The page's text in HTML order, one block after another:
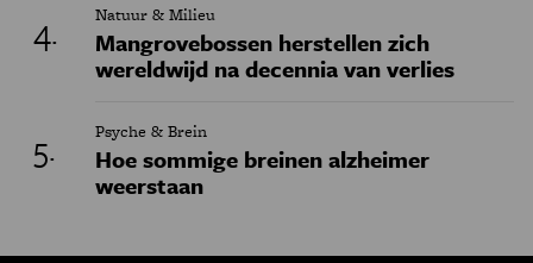
Natuur & Milieu
Mangrovebossen herstellen zich
wereldwijd na decennia van verlies
Psyche & Brein
Hoe sommige breinen alzheimer
weerstaan